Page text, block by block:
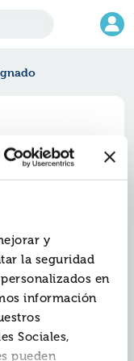
y
la seguridad
en
información
Sociales,
pueden